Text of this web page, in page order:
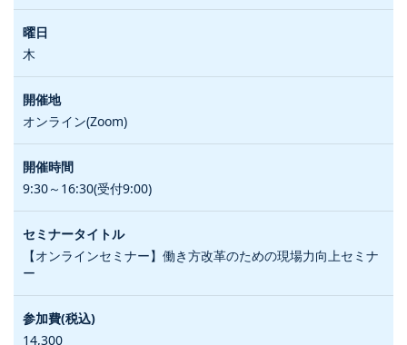
木
オンライン(Zoom)
9:30～16:30(受付9:00)
【オンラインセミナー】働き方改革のための現場力向上セミナ
ー
14,300